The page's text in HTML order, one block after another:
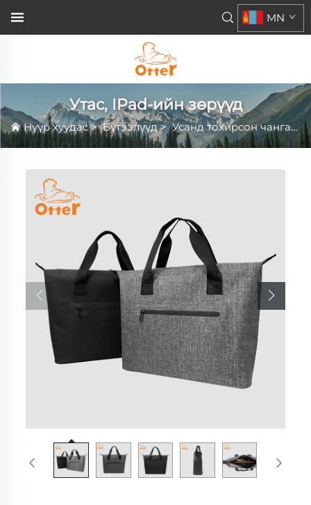
MN
Утас, IPad-ийн зөрүүд
Нүүр хуудас>Бүтээлүүд>Усанд тохирсон чангалуудын цуглуулга